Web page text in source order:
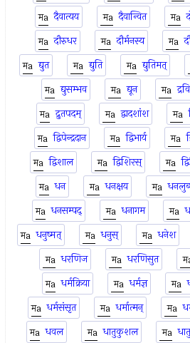
दैवात्यय
दैवान्वित
दौरुधर
दौर्मनस्य
द्युत
द्युति द्युतिमत्
द्युसम्भव
द्यून
द्रुतपदम्
द्वादशांश
द्विपेन्द्रदान
द्विभार्य
द्विशाल
द्विशिरस्
धन
धनक्षय
धनसम्पद्
धनागम
धनुष्मत्
धनुस् धनेश
धरणिज
धरणिसुत
धर्मक्रिया
धर्मज्ञ
धर्मसंसृत
धर्मात्मन्
धवल
धातुकुशल